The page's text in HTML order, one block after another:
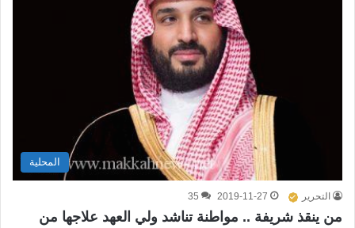
المحلية
التحرير 2019-11-27
35
من ينقذ شريفة .. مواطنة تناشد ولي العهد علاجها من